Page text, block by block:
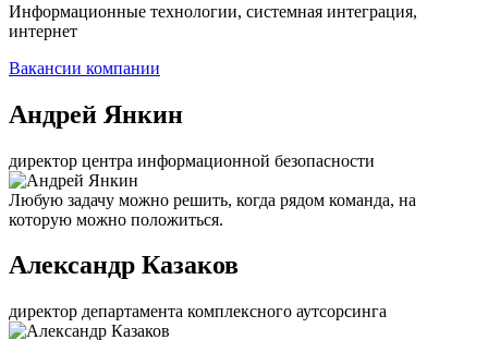
Информационные технологии, системная интеграция,
интернет
Вакансии компании
Андрей Янкин
директор центра информационной безопасности
Любую задачу можно решить, когда рядом команда, на
которую можно положиться.
Александр Казаков
директор департамента комплексного аутсорсинга